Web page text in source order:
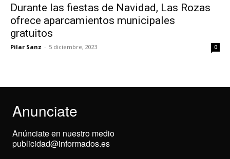
Durante las fiestas de Navidad, Las Rozas
ofrece aparcamientos municipales
gratuitos
Pilar Sanz - 5 diciembre, 2023 0
Anunciate
Anúnciate en nuestro medio
publicidad@informados.es